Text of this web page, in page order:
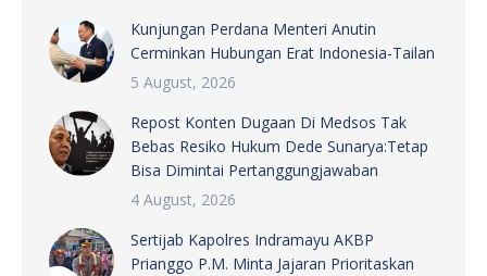
Kunjungan Perdana Menteri Anutin
Cerminkan Hubungan Erat Indonesia-Tailan
5 August, 2026
Repost Konten Dugaan Di Medsos Tak
Bebas Resiko Hukum Dede Sunarya:Tetap
Bisa Dimintai Pertanggungjawaban
4 August, 2026
Sertijab Kapolres Indramayu AKBP
Prianggo P.M. Minta Jajaran Prioritaskan